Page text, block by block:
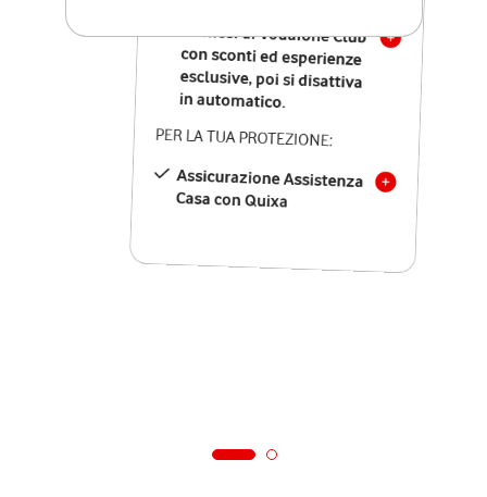
12 mesi di Vodafone Club
con sconti ed esperienze
esclusive, poi si disattiva
in automatico.
PER LA TUA PROTEZIONE:
Assicurazione Assistenza
Casa con Quixa